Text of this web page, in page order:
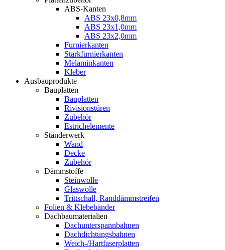
ABS-Kanten
ABS 23x0,8mm
ABS 23x1,0mm
ABS 23x2,0mm
Furnierkanten
Starkfurnierkanten
Melaminkanten
Kleber
Ausbauprodukte
Bauplatten
Bauplatten
Rivisionstüren
Zubehör
Estrichelemente
Ständerwerk
Wand
Decke
Zubehör
Dämmstoffe
Steinwolle
Glaswolle
Trittschall, Randdämmstreifen
Folien & Klebebänder
Dachbaumaterialien
Dachunterspannbahnen
Dachdichtungsbahnen
Weich-/Hartfaserplatten